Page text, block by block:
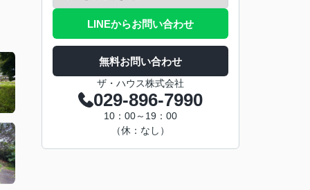
LINEからお問い合わせ
無料お問い合わせ
ザ・ハウス株式会社
029-896-7990
10：00～19：00
（休：なし）